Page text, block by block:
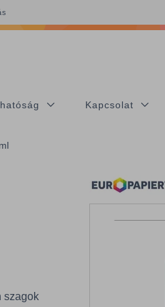
Kapcsolat
szagok